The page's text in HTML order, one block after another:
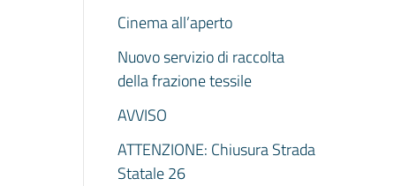
Cinema all’aperto
Nuovo servizio di raccolta
della frazione tessile
AVVISO
ATTENZIONE: Chiusura Strada
Statale 26